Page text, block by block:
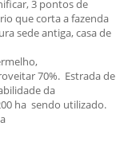
3 pontos de
que corta a fazenda
sede antiga, casa de
70%. Estrada de
da
ha sendo utilizado.